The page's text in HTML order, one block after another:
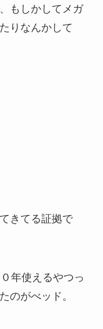
もしかしてメガ
りなんかして
きてる証拠で
年使えるやつっ
のがべッド。